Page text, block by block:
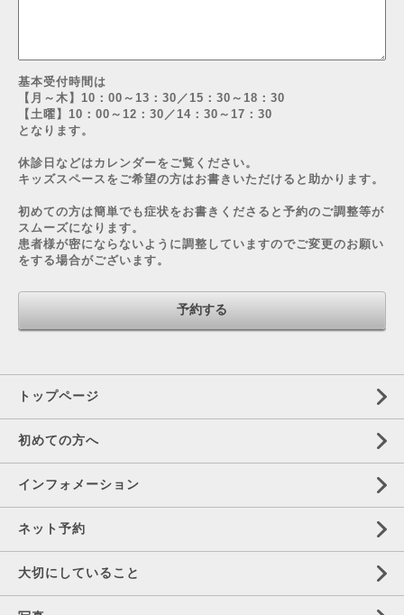
基本受付時間は
【月～木】10：00～13：30／15：30～18：30
【土曜】10：00～12：30／14：30～17：30
となります。
休診日などはカレンダーをご覧ください。
キッズスペースをご希望の方はお書きいただけると助かります。
初めての方は簡単でも症状をお書きくださると予約のご調整等が
スムーズになります。
患者様が密にならないように調整していますのでご変更のお願い
をする場合がございます。
トップページ
初めての方へ
インフォメーション
ネット予約
大切にしていること